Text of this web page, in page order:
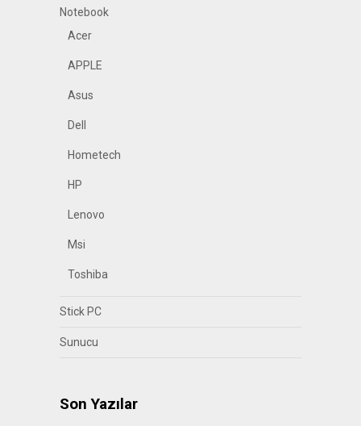
Notebook
Acer
APPLE
Asus
Dell
Hometech
HP
Lenovo
Msi
Toshiba
Stick PC
Sunucu
Son Yazılar